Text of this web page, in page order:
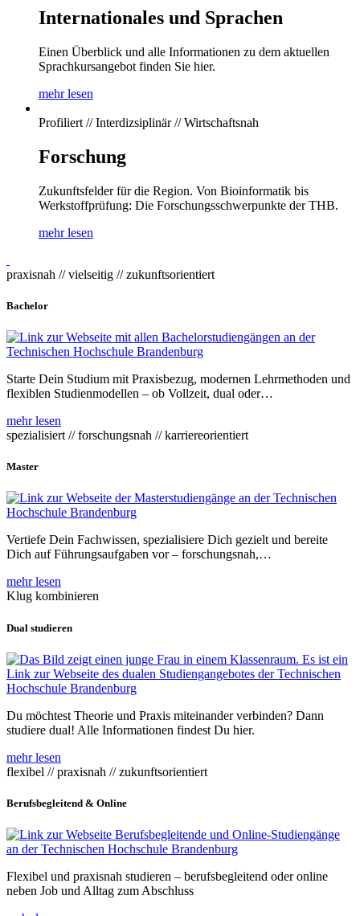
Internationales und Sprachen
Einen Überblick und alle Informationen zu dem aktuellen
Sprachkursangebot finden Sie hier.
mehr lesen
Profiliert // Interdizsiplinär // Wirtschaftsnah
Forschung
Zukunftsfelder für die Region. Von Bioinformatik bis
Werkstoffprüfung: Die Forschungsschwerpunkte der THB.
mehr lesen
praxisnah // vielseitig // zukunftsorientiert
Bachelor
Starte Dein Studium mit Praxisbezug, modernen Lehrmethoden und
flexiblen Studienmodellen – ob Vollzeit, dual oder…
mehr lesen
spezialisiert // forschungsnah // karriereorientiert
Master
Vertiefe Dein Fachwissen, spezialisiere Dich gezielt und bereite
Dich auf Führungsaufgaben vor – forschungsnah,…
mehr lesen
Klug kombinieren
Dual studieren
Du möchtest Theorie und Praxis miteinander verbinden? Dann
studiere dual! Alle Informationen findest Du hier.
mehr lesen
flexibel // praxisnah // zukunftsorientiert
Berufsbegleitend & Online
Flexibel und praxisnah studieren – berufsbegleitend oder online
neben Job und Alltag zum Abschluss